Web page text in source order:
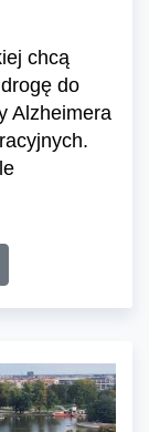
chcą
do
Alzheimera